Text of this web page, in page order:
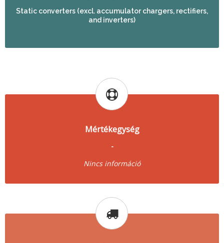
Static converters (excl. accumulator chargers, rectifiers,
and inverters)
Mértékegység
-
Nincs információ